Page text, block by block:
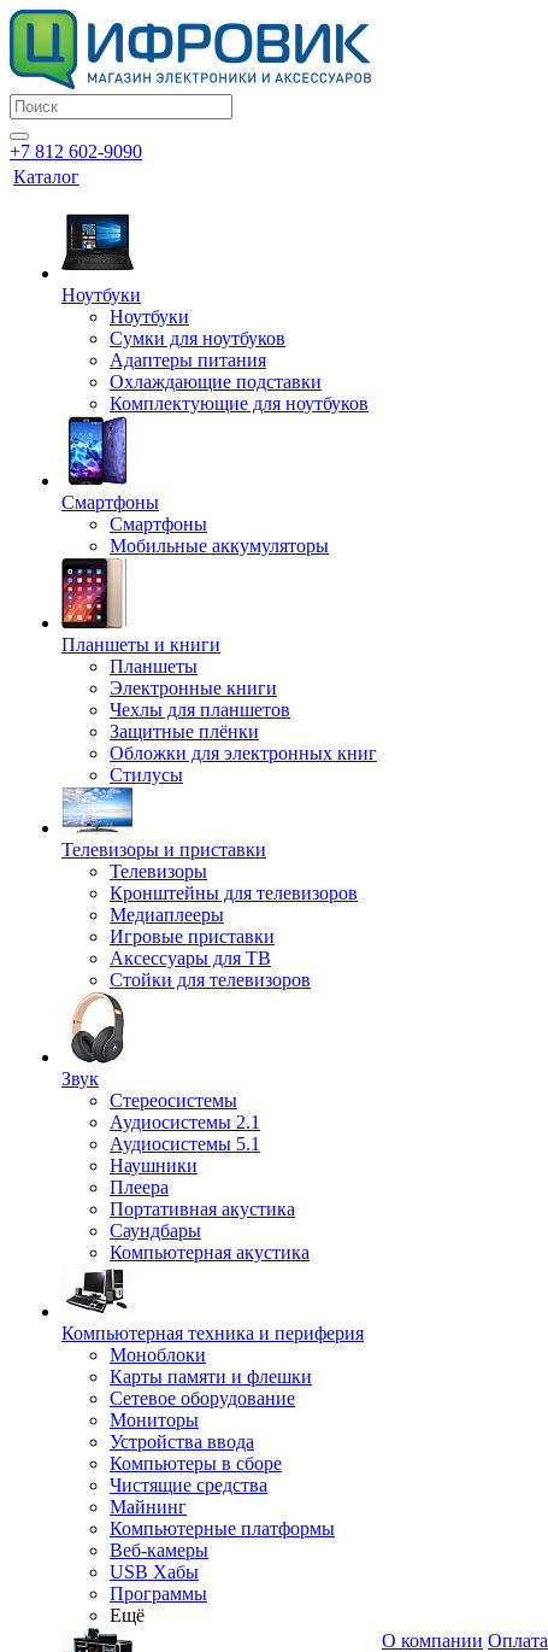
+7 812 602-9090
Каталог
Ноутбуки
Ноутбуки
Сумки для ноутбуков
Адаптеры питания
Охлаждающие подставки
Комплектующие для ноутбуков
Смартфоны
Смартфоны
Мобильные аккумуляторы
Планшеты и книги
Планшеты
Электронные книги
Чехлы для планшетов
Защитные плёнки
Обложки для электронных книг
Стилусы
Телевизоры и приставки
Телевизоры
Кронштейны для телевизоров
Медиаплееры
Игровые приставки
Аксессуары для ТВ
Стойки для телевизоров
Звук
Стереосистемы
Аудиосистемы 2.1
Аудиосистемы 5.1
Наушники
Плеера
Портативная акустика
Саундбары
Компьютерная акустика
Компьютерная техника и периферия
Моноблоки
Карты памяти и флешки
Сетевое оборудование
Мониторы
Устройства ввода
Компьютеры в сборе
Чистящие средства
Майнинг
Компьютерные платформы
Веб-камеры
USB Хабы
Программы
Ещё
О компании Оплата